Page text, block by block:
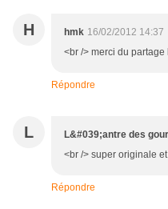
H hmk 16/02/2012 14:37
<br /> merci du partage
Répondre
L L&#039;antre des
<br /> super originale
Répondre